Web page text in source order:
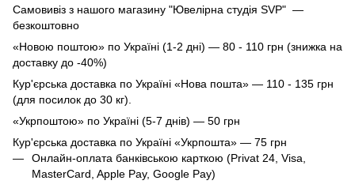
Самовивіз з нашого магазину "Ювелірна студія SVP" —
безкоштовно
«Новою поштою» по Україні (1-2 дні) — 80 - 110 грн (знижка на
доставку до -40%)
Кур'єрська доставка по Україні «Нова пошта» — 110 - 135 грн
(для посилок до 30 кг).
«Укрпоштою» по Україні (5-7 днів) — 50 грн
Кур'єрська доставка по Україні «Укрпошта» — 75 грн
Онлайн-оплата банківською карткою (Privat 24, Visa,
MasterCard, Apple Pay, Google Pay)